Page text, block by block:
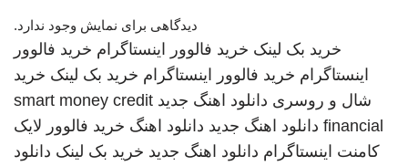
دیدگاهی برای نمایش وجود ندارد.
خرید بک لینک خرید فالوور اینستاگرام خرید فالوور
اینستاگرام خرید فالوور اینستاگرام خرید بک لینک خرید
شال و روسری دانلود اهنگ جدید smart money credit
financial دانلود اهنگ جدید دانلود اهنگ خرید فالوور لایک
کامنت اینستاگرام دانلود اهنگ جدید خرید بک لینک دانلود